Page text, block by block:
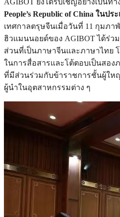
AGIBOT ยังได้รับเชิญอย่างเป็นทา
People’s Republic of China ในปร
เทศกาลตรุษจีนเมื่อวันที่ 11 กุมภ
ฮิวแมนนอยด์ของ AGIBOT ได้ร่ว
ส่วนที่เป็นภาษาจีนและภาษาไทย
ในการสื่อสารและโต้ตอบเป็นสอง
ที่มีส่วนร่วมกับข้าราชการชั้นผู้ใ
ผู้นำในอุตสาหกรรมต่าง ๆ